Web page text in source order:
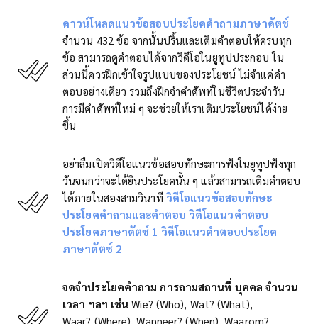
ดาวน์โหลดแนวข้อสอบประโยคคำถามภาษาดัตช์
จำนวน 432 ข้อ จากนั้นปริ้นและเติมคำตอบให้ครบทุก
ข้อ สามารถดูคำตอบได้จากวิดีโอในยูทูปประกอบ ใน
ส่วนนี้ควรฝึกเข้าใจรูปแบบของประโยชน์ ไม่จำแค่คำ
ตอบอย่างเดียว รวมถึงฝึกจำคำศัพท์ในชีวิตประจำวัน
การมีคำศัพท์ใหม่ ๆ จะช่วยให้เราเติมประโยชน์ได้ง่าย
ขึ้น
อย่าลืมเปิดวิดีโอแนวข้อสอบทักษะการฟังในยูทูปฟังทุก
วันจนกว่าจะได้ยินประโยคนั้น ๆ แล้วสามารถเติมคำตอบ
ได้ภายในสองสามวินาที วิดีโอแนวข้อสอบทักษะ
ประโยคคำถามและคำตอบ วิดีโอแนวคำตอบ
ประโยคภาษาดัตช์ 1 วิดีโอแนวคำตอบประโยค
ภาษาดัตช์ 2
จดจำประโยคคำถาม การถามสถานที่ บุคคล จำนวน
เวลา ฯลฯ เช่นWie? (Who), Wat? (What),
Waar? (Where), Wanneer? (When), Waarom?